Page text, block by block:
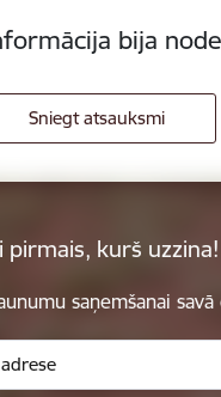
bija
Sniegt atsauksmi
pirmais, kurš uzzina!
saņemšanai savā